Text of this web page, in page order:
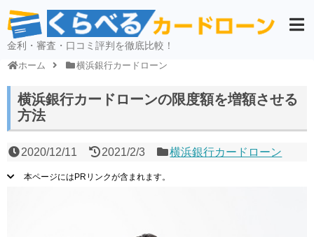
金利・審査・口コミ評判を徹底比較！
ホーム 横浜銀行カードローン
横浜銀行カードローンの限度額を増額させる
方法
2020/12/11 2021/2/3 横浜銀行カードローン
本ページにはPRリンクが含まれます。